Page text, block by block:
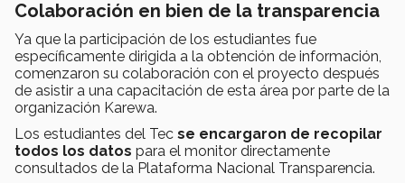
Colaboración en bien de la transparencia
Ya que la participación de los estudiantes fue
específicamente dirigida a la obtención de información,
comenzaron su colaboración con el proyecto después
de asistir a una capacitación de esta área por parte de la
organización Karewa.
Los estudiantes del Tec se encargaron de recopilar
todos los datos para el monitor directamente
consultados de la Plataforma Nacional Transparencia.